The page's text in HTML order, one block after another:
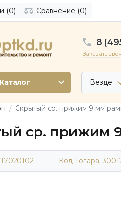
(0) Сравнение (0)
8
Заказать
Везде
Каталог
Cкрытый ср. прижим 9 мм
ср. прижим 9
Код Товара: